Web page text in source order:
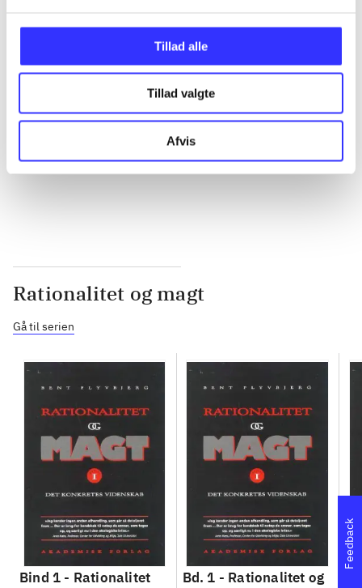
Tillad alle
Tillad valgte
Afvis
...
...
...
Rationalitet og magt
Gå til serien
Bind 1 - Rationalitet
Bd. 1 - Rationalitet og
Feedback